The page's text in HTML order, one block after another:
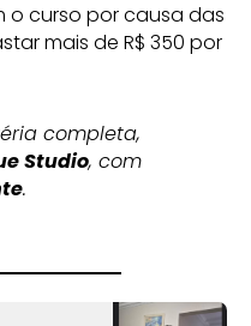
o curso por causa das
mais de R$ 350 por
completa,
Studio, com
.